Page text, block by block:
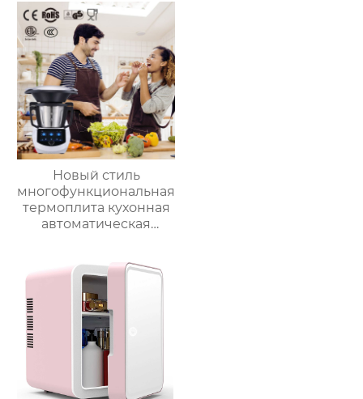
Новый стиль
многофункциональная
термоплита кухонная
автоматическая
3.5л robot cucina tm 6